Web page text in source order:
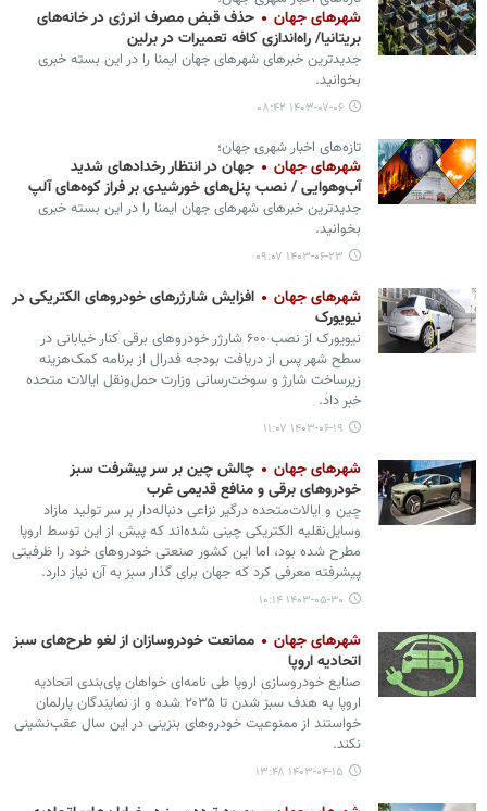
شهرهای جهان
حذف قبض مصرف انرژی در خانه‌های
بریتانیا/ راه‌اندازی کافه تعمیرات در برلین
جدیدترین خبرهای شهرهای جهان ایمنا را در این بسته خبری
بخوانید.
۱۴۰۳-۰۷-۰۶ ۰۸:۴۲
تازه‌های اخبار شهری جهان؛
شهرهای جهان
جهان در انتظار رخدادهای شدید
آب‌وهوایی / نصب پنل‌های خورشیدی بر فراز کوه‌های آلپ
جدیدترین خبرهای شهرهای جهان ایمنا را در این بسته خبری
بخوانید.
۱۴۰۳-۰۶-۲۳ ۰۹:۰۷
شهرهای جهان
افزایش شارژرهای خودروهای الکتریکی در
نیویورک
نیویورک از نصب ۶۰۰ شارژر خودروهای برقی کنار خیابانی در
سطح شهر پس از دریافت بودجه فدرال از برنامه کمک‌هزینه
زیرساخت شارژ و سوخت‌رسانی وزارت حمل‌ونقل ایالات متحده
خبر داد.
۱۴۰۳-۰۶-۱۹ ۱۱:۰۷
شهرهای جهان
چالش چین بر سر پیشرفت سبز
خودروهای برقی و منافع قدیمی غرب
چین و ایالات‌متحده درگیر نزاعی دنباله‌دار بر سر تولید مازاد
وسایل‌نقلیه الکتریکی چینی شده‌اند که پیش از این توسط اروپا
مطرح شده بود، اما این کشور صنعتی خودروهای خود را ظرفیتی
پیشرفته معرفی کرد که جهان برای گذار سبز به آن نیاز دارد.
۱۴۰۳-۰۵-۳۰ ۱۰:۱۴
شهرهای جهان
ممانعت خودروسازان از لغو طرح‌های سبز
اتحادیه اروپا
صنایع خودروسازی اروپا طی نامه‌ای خواهان پای‌بندی اتحادیه
اروپا به هدف سبز شدن تا ۲۰۳۵ شده و از نمایندگان پارلمان
خواستند از ممنوعیت خودروهای بنزینی در این سال عقب‌نشینی
نکند.
۱۴۰۳-۰۴-۱۵ ۱۳:۴۸